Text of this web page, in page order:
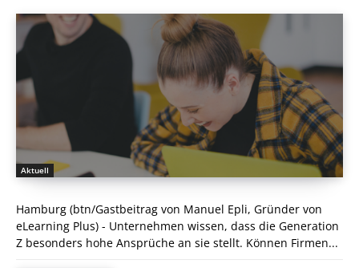
Aktuell
Hamburg (btn/Gastbeitrag von Manuel Epli, Gründer von
eLearning Plus) - Unternehmen wissen, dass die Generation
Z besonders hohe Ansprüche an sie stellt. Können Firmen...